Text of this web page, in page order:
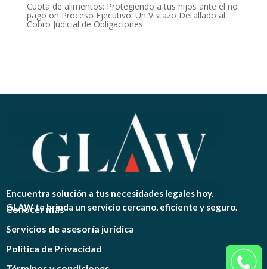
Cuota de alimentos: Protegiendo a tus hijos ante el no
pago on Proceso Ejecutivo: Un Vistazo Detallado al
Cobro Judicial de Obligaciones
Encuentra solución a tus necesidades legales hoy.
GLAW te brinda un servicio cercano, eficiente y seguro.
Conocer más
Servicios de asesoría jurídica
Política de Privacidad